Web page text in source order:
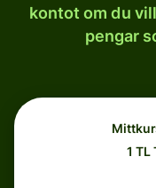
kontot om du
pengar
1 TL